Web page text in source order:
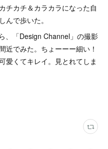
チカチ＆カラカラになった自
んで歩いた。
、「Design Channel」の撮影
近でみた。ちょーーー細い！
愛くてキレイ。見とれてしま